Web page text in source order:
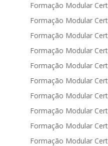
Formação Modular
Formação Modular
Formação Modular
Formação Modular
Formação Modular
Formação Modular
Formação Modular
Formação Modular
Formação Modular
Formação Modular